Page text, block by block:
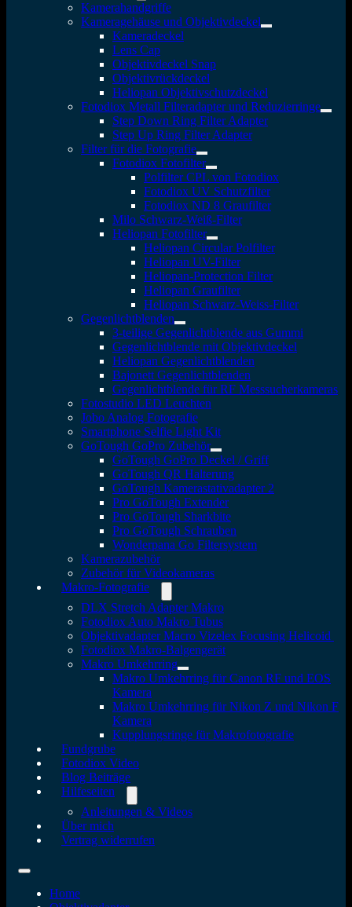
Kamerahandgriffe
Kameragehäuse und Objektivdeckel
Kameradeckel
Lens Cap
Objektivdeckel Snap
Objektivrückdeckel
Heliopan Objektivschutzdeckel
Fotodiox Metall Filteradapter und Reduzierringe
Step Down Ring Filter Adapter
Step Up Ring Filter Adapter
Filter für die Fotografie
Fotodiox Fotofilter
Polfilter CPL von Fotodiox
Fotodiox UV Schutzfilter
Fotodiox ND 8 Graufilter
Milo Schwarz-Weiß-Filter
Heliopan Fotofilter
Heliopan Circular Polfilter
Heliopan UV-Filter
Heliopan-Protection Filter
Heliopan Graufilter
Heliopan Schwarz-Weiss-Filter
Gegenlichtblenden
3-teilige Gegenlichtblende aus Gummi
Gegenlichtblende mit Objektivdeckel
Heliopan Gegenlichtblenden
Bajonett Gegenlichtblenden
Gegenlichtblende für RF Messsucherkameras
Fotostudio LED Leuchten
Jobo Analog Fotografie
Smartphone Selfie Light Kit
GoTough GoPro Zubehör
GoTough GoPro Deckel / Griff
GoTough QR Halterung
GoTough Kamerastativadapter 2
Pro GoTough Extender
Pro GoTough Sharkbite
Pro GoTough Schrauben
Wonderpana Go Filtersystem
Kamerazubehör
Zubehör für Videokameras
Makro-Fotografie
DLX Stretch Adapter Makro
Fotodiox Auto Makro Tubus
Objektivadapter Macro Vizelex Focusing Helicoid
Fotodiox Makro-Balgengerät
Makro Umkehrring
Makro Umkehrring für Canon RF und EOS
Kamera
Makro Umkehrring für Nikon Z und Nikon F
Kamera
Kupplungsringe für Makrofotografie
Fundgrube
Fotodiox Video
Blog Beiträge
Hilfeseiten
Anleitungen & Videos
Über mich
Vertrag widerrufen
Home